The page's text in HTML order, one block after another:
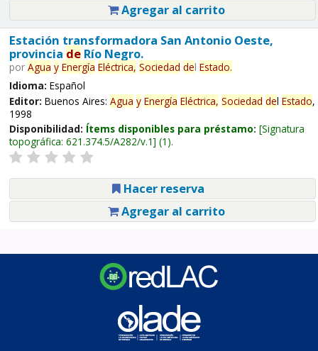
Agregar al carrito
Estación transformadora San Antonio Oeste,
provincia deRío Negro.
por Agua y Energía Eléctrica, Sociedad del Estado.
Idioma: Español
Editor: Buenos Aires: Agua y Energía Eléctrica, Sociedad del Estado,
1998
Disponibilidad: Ítems disponibles para préstamo: Signatura
topográfica: 621.374.5/A282/v.1 (1).
Hacer reserva
Agregar al carrito